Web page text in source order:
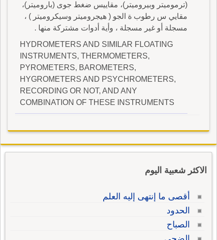
(ترموميتر وبيروميتر)، مقاييس ضغط جوى (باروميتر)،
مقايي س رطوب ة الجو ( هيجروميتر وسيكروميتر ) ،
مسجلة أو غير مسجلة ، وأية أدوات مشتركة منها .
HYDROMETERS AND SIMILAR FLOATING
INSTRUMENTS, THERMOMETERS,
PYROMETERS, BAROMETERS,
HYGROMETERS AND PSYCHROMETERS,
RECORDING OR NOT, AND ANY
COMBINATION OF THESE INSTRUMENTS
الاكثر شعبية اليوم
أقصى ما إنتهى إليه العلم
الحدود
الصباح